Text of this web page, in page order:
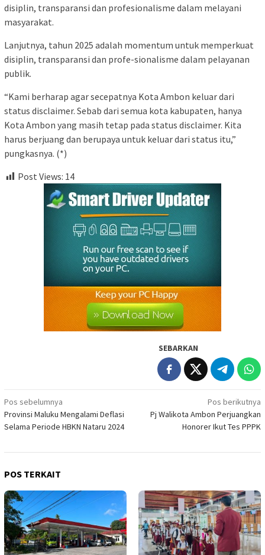
disiplin, transparansi dan profesionalisme dalam melayani
masyarakat.
Lanjutnya, tahun 2025 adalah momentum untuk memperkuat
disiplin, transparansi dan profe-sionalisme dalam pelayanan
publik.
“Kami berharap agar secepatnya Kota Ambon keluar dari
status disclaimer. Sebab dari semua kota kabupaten, hanya
Kota Ambon yang masih tetap pada status disclaimer. Kita
harus berjuang dan berupaya untuk keluar dari status itu,”
pungkasnya. (*)
Post Views: 14
SEBARKAN
Navigasi
pos
Pos sebelumnya
Provinsi Maluku Mengalami Deflasi
Selama Periode HBKN Nataru 2024
Pos berikutnya
Pj Walikota Ambon Perjuangkan
Honorer Ikut Tes PPPK
POS TERKAIT